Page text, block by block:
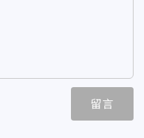
留言